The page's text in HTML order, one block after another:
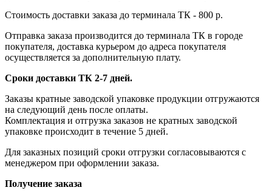
Стоимость доставки заказа до терминала ТК - 800 р.
Отправка заказа производится до терминала ТК в городе
покупателя, доставка курьером до адреса покупателя
осуществляется за дополнительную плату.
Сроки доставки ТК 2-7 дней.
Заказы кратные заводской упаковке продукции отгружаются
на следующий день после оплаты.
Комплектация и отгрузка заказов не кратных заводской
упаковке происходит в течение 5 дней.
Для заказных позиций сроки отгрузки согласовываются с
менеджером при оформлении заказа.
Получение заказа